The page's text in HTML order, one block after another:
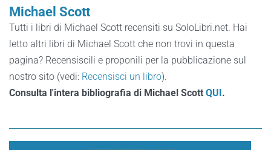
Michael Scott
Tutti i libri di Michael Scott recensiti su SoloLibri.net. Hai
letto altri libri di Michael Scott che non trovi in questa
pagina? Recensiscili e proponili per la pubblicazione sul
nostro sito (vedi: Recensisci un libro).
Consulta l'intera bibliografia di Michael Scott QUI.